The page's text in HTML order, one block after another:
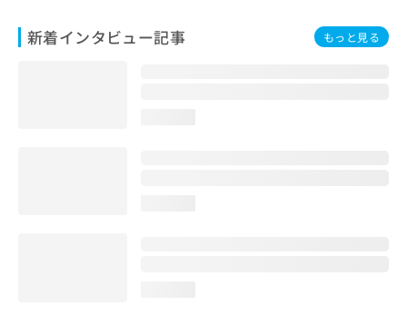
新着インタビュー記事 もっと見る